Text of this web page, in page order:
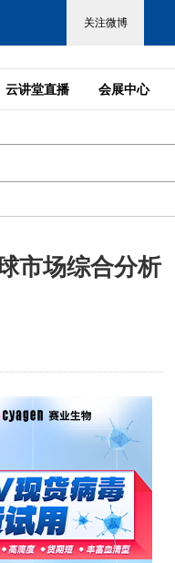
云讲堂直播 会展中心
市场综合分析